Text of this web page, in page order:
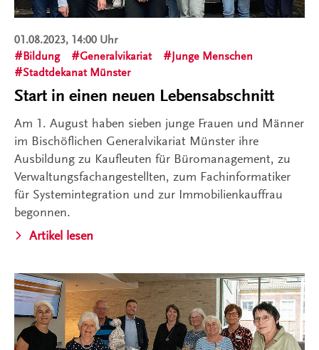
01.08.2023, 14:00 Uhr
Bildung
Generalvikariat
Junge Menschen
Stadtdekanat Münster
Start in einen neuen Lebensabschnitt
Am 1. August haben sieben junge Frauen und Männer
im Bischöflichen Generalvikariat Münster ihre
Ausbildung zu Kaufleuten für Büromanagement, zu
Verwaltungsfachangestellten, zum Fachinformatiker
für Systemintegration und zur Immobilienkauffrau
begonnen.
Artikel lesen